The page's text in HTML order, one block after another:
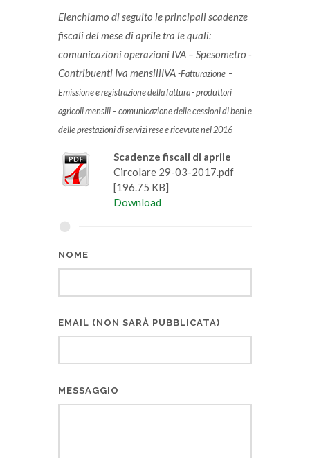
Elenchiamo di seguito le principali scadenze
fiscali del mese di aprile tra le quali:
comunicazioni operazioni IVA – Spesometro -
Contribuenti Iva mensiliIVA-Fatturazione –
Emissione e registrazione della fattura - produttori
agricoli mensili – comunicazione delle cessioni di beni e
delle prestazioni di servizi rese e ricevute nel 2016
Scadenze fiscali di aprile
Circolare 29-03-2017.pdf
[196.75 KB]
Download
NOME
EMAIL (NON SARÀ PUBBLICATA)
MESSAGGIO